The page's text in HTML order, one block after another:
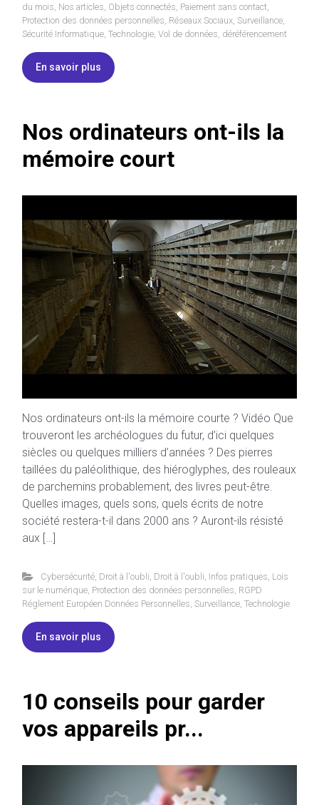
du mois Nos articles Objets connectés Paiement sans contact
Protection des données personnelles Réseaux Sociaux Surveillance
Sécurité Informatique Technologie Vol de données déréférencement
En savoir plus
Nos ordinateurs ont-ils la
mémoire court
Nos ordinateurs ont-ils la mémoire courte ? Vidéo Que
trouveront les archéologues du futur, d’ici quelques
siècles ou quelques milliers d’années ? Des pierres
taillées du paléolithique, des hiéroglyphes, des rouleaux
de parchemins probablement, des livres peut-être.
Quelles images, quels sons, quels écrits de notre
société restera-t-il dans 2000 ans ? Auront-ils résisté
aux […]
Cybersécurité, Droit à l'oubli Droit à l'oubli Infos pratiques Lois
sur le numérique Protection des données personnelles RGPD
Réglement Européen Données Personnelles Surveillance Technologie
En savoir plus
10 conseils pour garder
vos appareils pr...